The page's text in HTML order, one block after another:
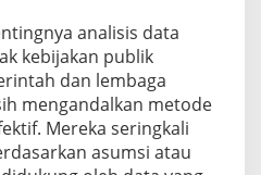
g
a
n
A
a
l
analisis data
kebijakan publik
dan lembaga
mengandalkan metode
Mereka seringkali
asumsi atau